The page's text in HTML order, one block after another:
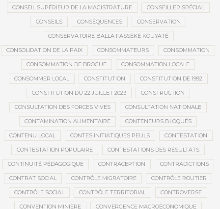
CONSEIL SUPÉRIEUR DE LA MAGISTRATURE CONSEILLER SPÉCIAL
CONSEILS CONSÉQUENCES CONSERVATION
CONSERVATOIRE BALLA FASSÉKÉ KOUYATÉ
CONSOLIDATION DE LA PAIX CONSOMMATEURS CONSOMMATION
CONSOMMATION DE DROGUE CONSOMMATION LOCALE
CONSOMMER LOCAL CONSTITUTION CONSTITUTION DE 1992
CONSTITUTION DU 22 JUILLET 2023 CONSTRUCTION
CONSULTATION DES FORCES VIVES CONSULTATION NATIONALE
CONTAMINATION ALIMENTAIRE CONTENEURS BLOQUÉS
CONTENU LOCAL CONTES INITIATIQUES PEULS CONTESTATION
CONTESTATION POPULAIRE CONTESTATIONS DES RÉSULTATS
CONTINUITÉ PÉDAGOGIQUE CONTRACEPTION CONTRADICTIONS
CONTRAT SOCIAL CONTRÔLE MIGRATOIRE CONTRÔLE ROUTIER
CONTRÔLE SOCIAL CONTRÔLE TERRITORIAL CONTROVERSE
CONVENTION MINIÈRE CONVERGENCE MACROÉCONOMIQUE